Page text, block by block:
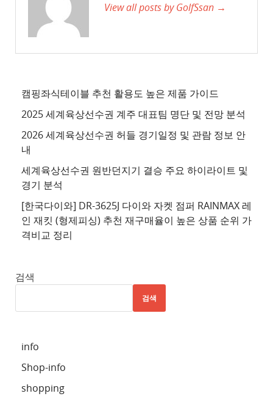
이
트
추
사
이
트
사
이
추
사
이
View all posts by GolfSsan →
캠핑좌식테이블 추천 활용도 높은 제품 가이드
2025 세계육상선수권 계주 대표팀 명단 및 전망 분석
2026 세계육상선수권 허들 경기일정 및 관람 정보 안
내
세계육상선수권 원반던지기 결승 주요 하이라이트 및
경기 분석
[한국다이와] DR-3625J 다이와 자켓 점퍼 RAINMAX 레
인 재킷 (형제피싱) 추천 재구매율이 높은 상품 순위 가
격비교 정리
검색
검색
info
Shop-info
shopping